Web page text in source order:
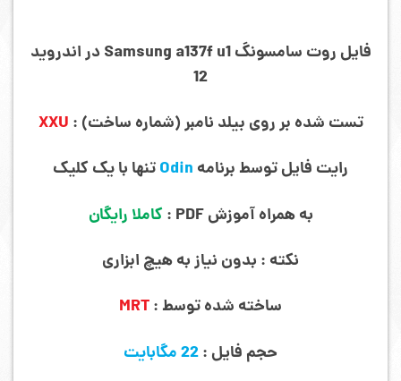
فایل روت سامسونگ Samsung a137f
u1 در اندروید
12
تست شده بر روی بیلد نامبر (شماره ساخت) : XXU
رایت فایل توسط برنامه Odinتنها با یک کلیک
به همراه آموزش PDF :
کاملا رایگان
نکته : بدون نیاز به هیچ ابزاری
ساخته شده توسط :MRT
حجم فایل :22 مگابایت